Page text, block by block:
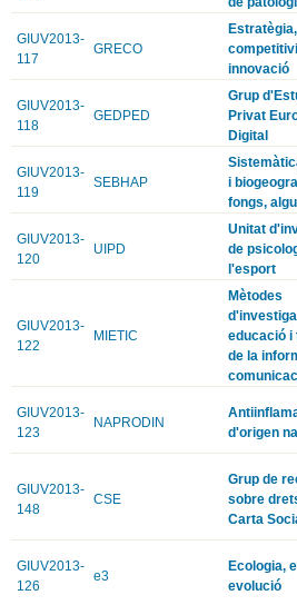
GIUV2013-
117
GRECO
Estratègia,
innovació
GIUV2013-
118
GEDPED
Grup
Privat
Digital
GIUV2013-
119
SEBHAP
i
fongs,
GIUV2013-
120
UIPD
Unitat
de
l'esport
GIUV2013-
122
MIETIC
Mètodes
educació i
de la
GIUV2013-
123
NAPRODIN
d'origen
GIUV2013-
148
CSE
Grup de
sobre
Carta
GIUV2013-
126
e3
Ecologia,
evolució